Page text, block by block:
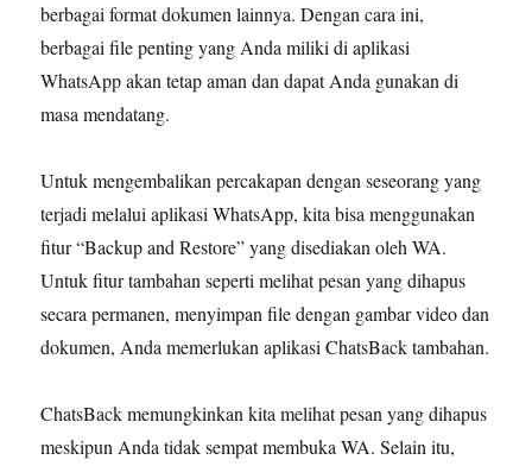
berbagai format dokumen lainnya. Dengan cara ini,
berbagai file penting yang Anda miliki di aplikasi
WhatsApp akan tetap aman dan dapat Anda gunakan di
masa mendatang.
Untuk mengembalikan percakapan dengan seseorang yang
terjadi melalui aplikasi WhatsApp, kita bisa menggunakan
fitur “Backup and Restore” yang disediakan oleh WA.
Untuk fitur tambahan seperti melihat pesan yang dihapus
secara permanen, menyimpan file dengan gambar video dan
dokumen, Anda memerlukan aplikasi ChatsBack tambahan.
ChatsBack memungkinkan kita melihat pesan yang dihapus
meskipun Anda tidak sempat membuka WA. Selain itu,